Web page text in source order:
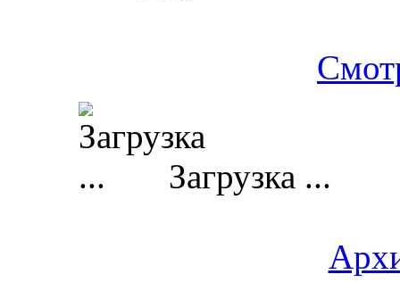
Загрузка ...